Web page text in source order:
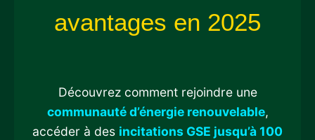
avantages en 2025
Découvrez comment rejoindre une
communauté d’énergie renouvelable,
accéder à des incitations GSE jusqu’à 100